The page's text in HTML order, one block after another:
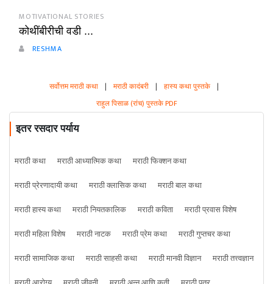
MOTIVATIONAL STORIES
कोथींबीरीची वडी ...
RESHMA
सर्वोत्तम मराठी कथा | मराठी कादंबरी | हास्य कथा पुस्तके |
राहुल पिसाळ (रांच) पुस्तके PDF
इतर रसदार पर्याय
मराठी कथा मराठी आध्यात्मिक कथा
मराठी फिक्शन कथा
मराठी प्रेरणादायी कथा
मराठी क्लासिक कथा
मराठी बाल कथा
मराठी हास्य कथा
मराठी नियतकालिक मराठी कविता
मराठी प्रवास विशेष
मराठी महिला विशेष
मराठी नाटक मराठी प्रेम कथा
मराठी गुप्तचर कथा
मराठी सामाजिक कथा
मराठी साहसी कथा मराठी मानवी विज्ञान
मराठी तत्त्वज्ञान